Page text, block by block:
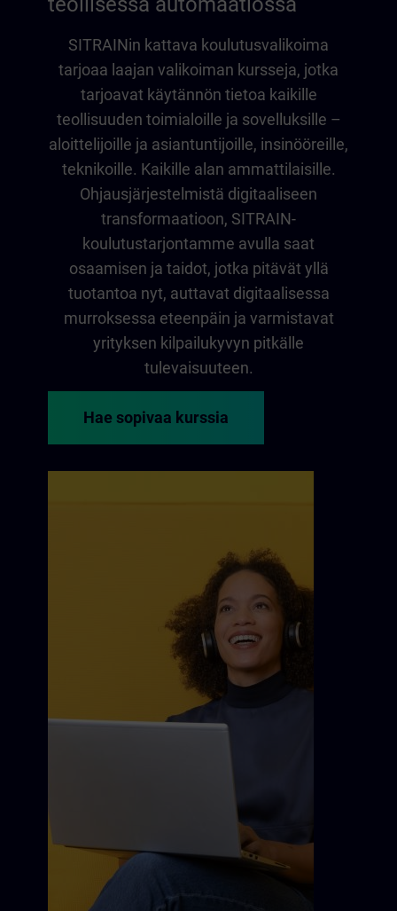
SITRAINin kattava koulutusvalikoima
tarjoaa laajan valikoiman kursseja, jotka
tarjoavat käytännön tietoa kaikille
teollisuuden toimialoille ja sovelluksille –
aloittelijoille ja asiantuntijoille, insinööreille,
teknikoille. Kaikille alan ammattilaisille.
Ohjausjärjestelmistä digitaaliseen
transformaatioon, SITRAIN-
koulutustarjontamme avulla saat
osaamisen ja taidot, jotka pitävät yllä
tuotantoa nyt, auttavat digitaalisessa
murroksessa eteenpäin ja varmistavat
yrityksen kilpailukyvyn pitkälle
tulevaisuuteen.
Hae sopivaa kurssia